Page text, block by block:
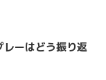
ーはどう振り返